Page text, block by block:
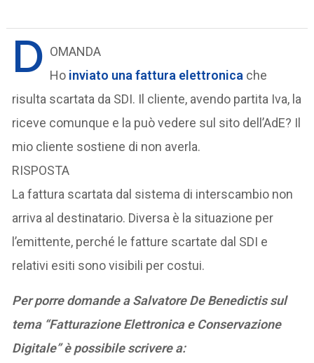
D OMANDA
Ho inviato una fattura elettronica che
risulta scartata da SDI. Il cliente, avendo partita Iva, la
riceve comunque e la può vedere sul sito dell’AdE? Il
mio cliente sostiene di non averla.
RISPOSTA
La fattura scartata dal sistema di interscambio non
arriva al destinatario. Diversa è la situazione per
l’emittente, perché le fatture scartate dal SDI e
relativi esiti sono visibili per costui.
Per porre domande a Salvatore De Benedictis sul
tema “Fatturazione Elettronica e Conservazione
Digitale” è possibile scrivere a: